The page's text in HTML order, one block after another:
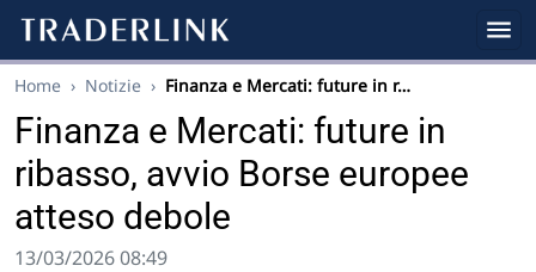
Home › Notizie › Finanza e Mercati: future in r…
Finanza e Mercati: future in
ribasso, avvio Borse europee
atteso debole
13/03/2026 08:49